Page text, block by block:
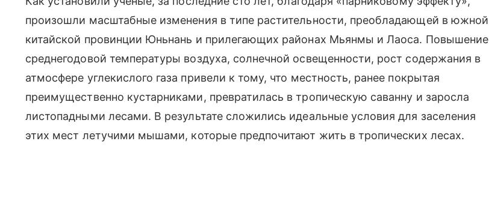
произошли масштабные изменения в типе растительности, преобладающей в южной
китайской провинции Юньнань и прилегающих районах Мьянмы и Лаоса. Повышение
среднегодовой температуры воздуха, солнечной освещенности, рост содержания в
атмосфере углекислого газа привели к тому, что местность, ранее покрытая
преимущественно кустарниками, превратилась в тропическую саванну и заросла
листопадными лесами. В результате сложились идеальные условия для заселения
этих мест летучими мышами, которые предпочитают жить в тропических лесах.